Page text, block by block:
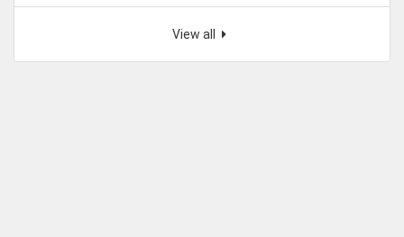
View all